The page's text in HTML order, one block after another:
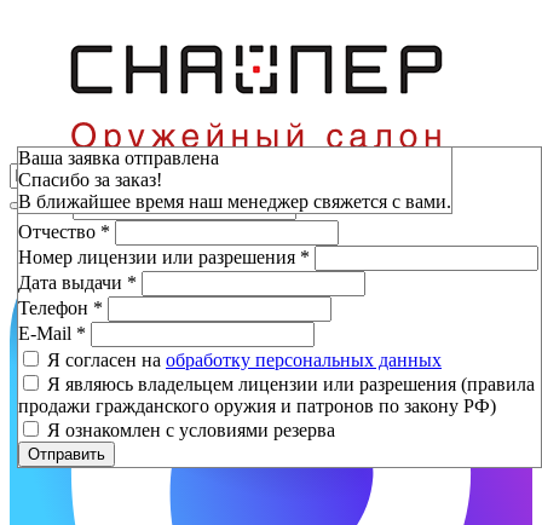
Зарезервировать
Фамилия*
Имя*
Отчество *
Номер лицензии или разрешения *
Дата выдачи *
Телефон *
E-Mail *
Я согласен на обработку персональных данных
Я являюсь владельцем лицензии или разрешения (правила
продажи гражданского оружия и патронов по закону РФ)
Я ознакомлен с условиями резерва
Отправить
Ваша заявка отправлена
Спасибо за заказ!
В ближайшее время наш менеджер свяжется с вами.